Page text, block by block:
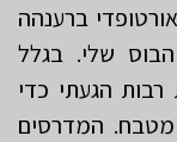
ברענהה
שלי. בגלל
הגעתי כדי
מטבח. המדרסים